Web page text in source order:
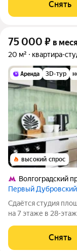
Снять
75 000 ₽ в
20 м² квартира-
3D-тур
высокий спрос
Волгоградский
Первый Дубровский
Сдаётся студия
на 7 этаже в 28-
Телевизор Smart TV с 4-K
холодильник NO
Снять